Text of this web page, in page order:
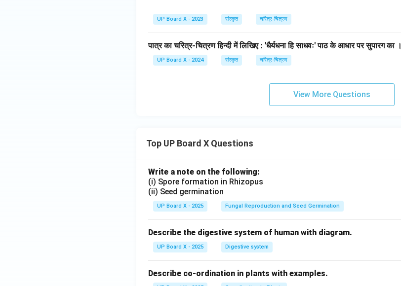
UP Board X - 2023 संस्कृत चरित्र-चित्रण
पात्र का चरित्र-चित्रण हिन्दी में लिखिए : 'धैर्यधना हि साधवः' पाठ के आधार पर सुपारग का ।
UP Board X - 2024 संस्कृत चरित्र-चित्रण
View More Questions
Top UP Board X Questions
Write a note on the following:
(i) Spore formation in Rhizopus
(ii) Seed germination
UP Board X - 2025 Fungal Reproduction and Seed Germination
Describe the digestive system of human with diagram.
UP Board X - 2025 Digestive system
Describe co-ordination in plants with examples.